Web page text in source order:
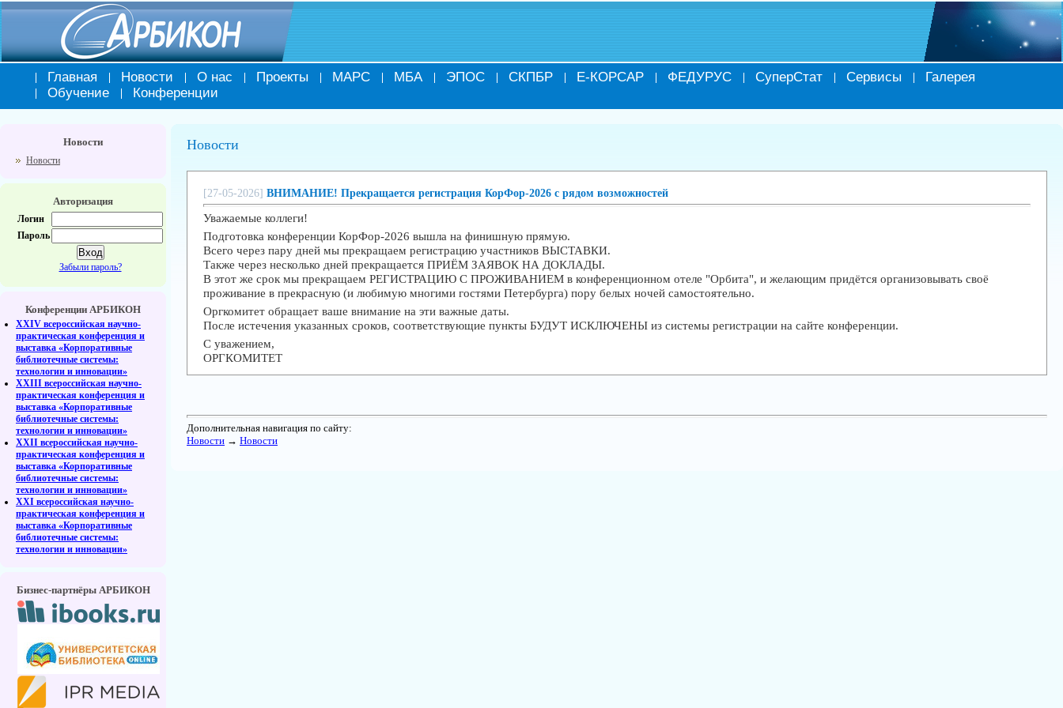
Главная Новости О нас Проекты МАРС МБА ЭПОС СКПБР Е-КОРСАР ФЕДУРУС СуперСтат Сервисы
Галерея
Обучение
Конференции
Новости
Новости
Авторизация
Логин
Пароль
Забыли пароль?
Конференции АРБИКОН
XXIV всероссийская научно-
практическая конференция и
выставка «Корпоративные
библиотечные системы:
технологии и инновации»
XXIII всероссийская научно-
практическая конференция и
выставка «Корпоративные
библиотечные системы:
технологии и инновации»
XXII всероссийская научно-
практическая конференция и
выставка «Корпоративные
библиотечные системы:
технологии и инновации»
XXI всероссийская научно-
практическая конференция и
выставка «Корпоративные
библиотечные системы:
технологии и инновации»
Бизнес-партнёры АРБИКОН
Новости
[27-05-2026] ВНИМАНИЕ! Прекращается регистрация КорФор-2026 с рядом возможностей
Уважаемые коллеги!
Подготовка конференции КорФор-2026 вышла на финишную прямую.
Всего через пару дней мы прекращаем регистрацию участников ВЫСТАВКИ.
Также через несколько дней прекращается ПРИЁМ ЗАЯВОК НА ДОКЛАДЫ.
В этот же срок мы прекращаем РЕГИСТРАЦИЮ С ПРОЖИВАНИЕМ в конференционном отеле "Орбита", и желающим придётся организовывать своё
проживание в прекрасную (и любимую многими гостями Петербурга) пору белых ночей самостоятельно.
Оргкомитет обращает ваше внимание на эти важные даты.
После истечения указанных сроков, соответствующие пункты БУДУТ ИСКЛЮЧЕНЫ из системы регистрации на сайте конференции.
С уважением,
ОРГКОМИТЕТ
Дополнительная навигация по сайту:
Новости → Новости